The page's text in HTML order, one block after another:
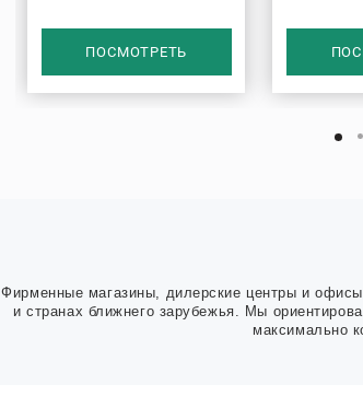
ПОСМОТРЕТЬ
Фирменные магазины, дилерские центры и
и странах ближнего зарубежья. Мы
максимально